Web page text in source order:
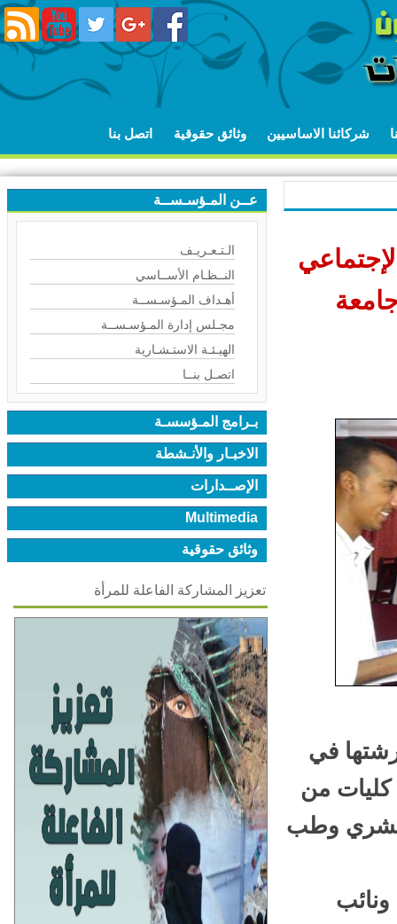
شركائنا الاساسيين وثائق حقوقية اتصل بنا
عــن المـؤسـســة
الـتـعـريـف
النــظـام الأســاسي
أهـداف المـؤسـســة
مجـلس إدارة المـؤسـســة
الهيـئـة الاستـشـارية
اتصـل بنــا
بـرامج المـؤسسـة
الاخبـار والأنـشطة
الإصــدارات
Multimedia
وثائق حقوقية
تعزيز المشاركة الفاعلة للمرأة
من جامعة
في
من أربع كليات من
وطب